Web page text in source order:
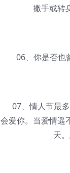
撒手或转
06、你是否也曾
07、情人节最多
会爱你。当爱情遥
天